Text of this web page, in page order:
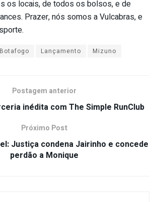
os locais, de todos os bolsos, e de
Prazer, nós somos a Vulcabras, e
Lançamento Mizuno
Postagem anterior
inédita com The Simple RunClub
Próximo Post
Justiça condena Jairinho e concede
perdão a Monique